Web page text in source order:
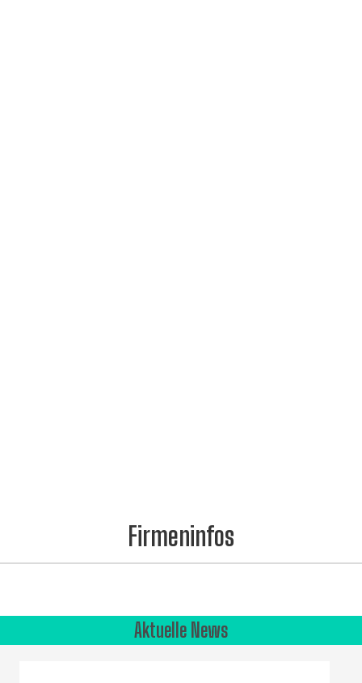
Firmeninfos
Aktuelle News